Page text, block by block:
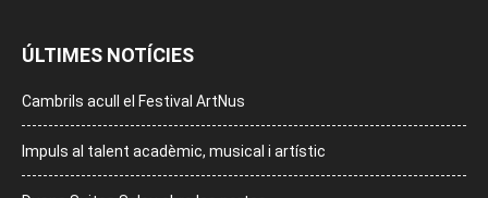
ÚLTIMES NOTÍCIES
Cambrils acull el Festival ArtNus
Impuls al talent acadèmic, musical i artístic